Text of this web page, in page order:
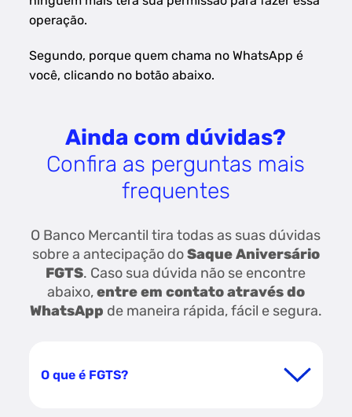
operação.
Segundo, porque quem chama no WhatsApp é
você, clicando no botão abaixo.
Ainda com dúvidas?
Confira as perguntas mais
frequentes
O Banco Mercantil tira todas as suas dúvidas
sobre a antecipação doSaque Aniversário
FGTS. Caso sua dúvida não se encontre
abaixo,entre em contato através do
WhatsApp de maneira rápida, fácil e segura.
O que é FGTS?